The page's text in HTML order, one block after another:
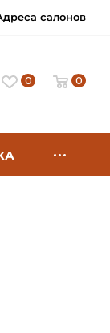
салонов
0 0